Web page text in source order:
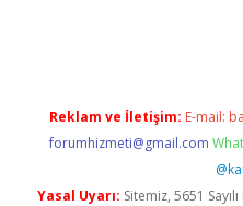
Reklam ve İletişim: E-mail:
forumhizmeti@gmail.com
Yasal Uyarı: Sitemiz, 5651